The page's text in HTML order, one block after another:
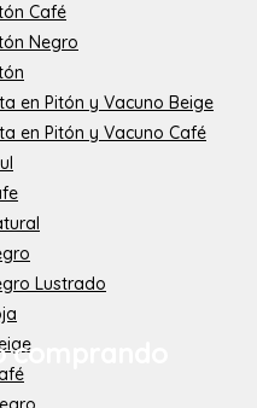
Café
Negro
en Pitón y Vacuno Beige
en Pitón y Vacuno Café
Lustrado
comprando